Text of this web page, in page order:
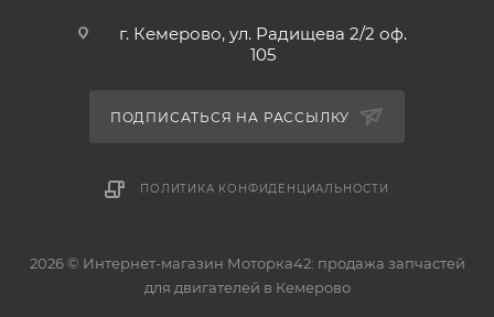
2E101, 230402E000, 230402E050, 230402E910,
SWG30059ZZ050, P032026050, 42057050,
г. Кемерово, ул. Радищева 2/2 оф.
105
ПОДПИСАТЬСЯ НА РАССЫЛКУ
ПОЛИТИКА КОНФИДЕНЦИАЛЬНОСТИ
2026 © Интернет-магазин Моторка42: продажа запчастей
для двигателей в Кемерово